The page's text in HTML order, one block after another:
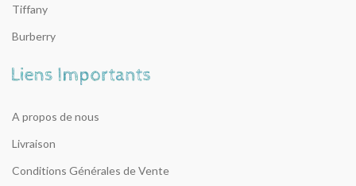
Tiffany
Burberry
A propos de nous
Livraison
Conditions Générales de Vente